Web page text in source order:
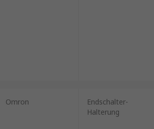
Omron
Endschalter-
Halterung